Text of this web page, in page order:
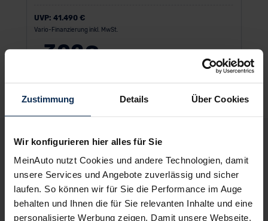
Zustimmung Details Über Cookies
Wir konfigurieren hier alles für Sie
MeinAuto nutzt Cookies und andere Technologien, damit
unsere Services und Angebote zuverlässig und sicher
laufen. So können wir für Sie die Performance im Auge
behalten und Ihnen die für Sie relevanten Inhalte und eine
personalisierte Werbung zeigen. Damit unsere Webseite,
UVP: 41.490 €
Vario-Finanzierung inkl. MwSt.
302€
Deine Vorteile bei MeinAuto.de
Volle Herstellergarantievom Vertragshändler vor Ort